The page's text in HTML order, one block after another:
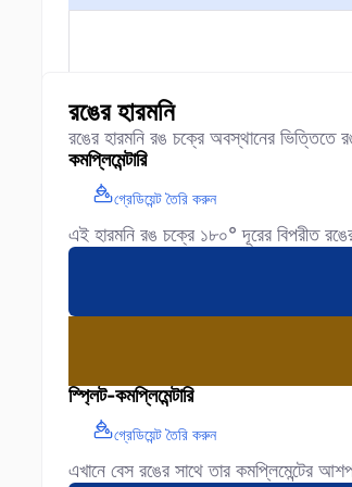
রঙের হারমনি
রঙের হারমনি রঙ চক্রে অবস্থানের ভিত্তিতে
কমপ্লিমেন্টারি
গ্রেডিয়েন্ট তৈরি করুন
এই হারমনি রঙ চক্রে ১৮০° দূরের বিপরীত
স্প্লিট-কমপ্লিমেন্টারি
গ্রেডিয়েন্ট তৈরি করুন
এখানে বেস রঙের সাথে তার কমপ্লিমেন্টের